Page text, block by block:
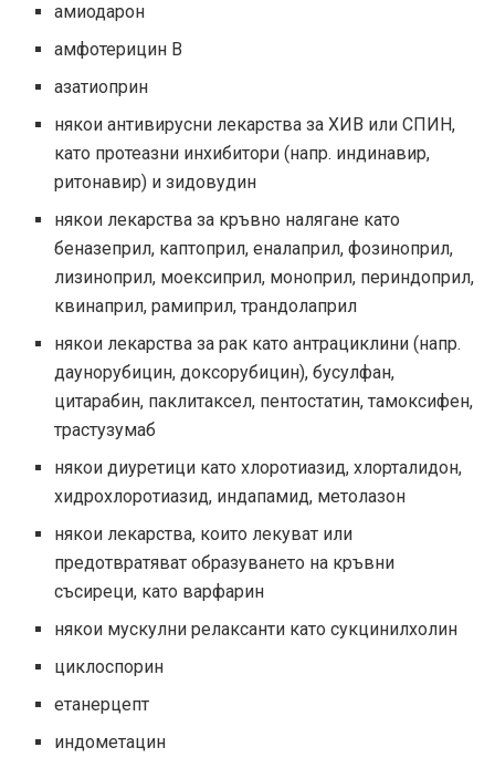
амиодарон
амфотерицин В
азатиоприн
някои антивирусни лекарства за ХИВ или СПИН,
като протеазни инхибитори (напр. индинавир,
ритонавир) и зидовудин
някои лекарства за кръвно налягане като
беназеприл, каптоприл, еналаприл, фозиноприл,
лизиноприл, моексиприл, моноприл, периндоприл,
квинаприл, рамиприл, трандолаприл
някои лекарства за рак като антрациклини (напр.
даунорубицин, доксорубицин), бусулфан,
цитарабин, паклитаксел, пентостатин, тамоксифен,
трастузумаб
някои диуретици като хлоротиазид, хлорталидон,
хидрохлоротиазид, индапамид, метолазон
някои лекарства, които лекуват или
предотвратяват образуването на кръвни
съсиреци, като варфарин
някои мускулни релаксанти като сукцинилхолин
циклоспорин
етанерцепт
индометацин